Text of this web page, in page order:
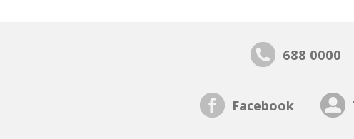
688 0000
Facebook